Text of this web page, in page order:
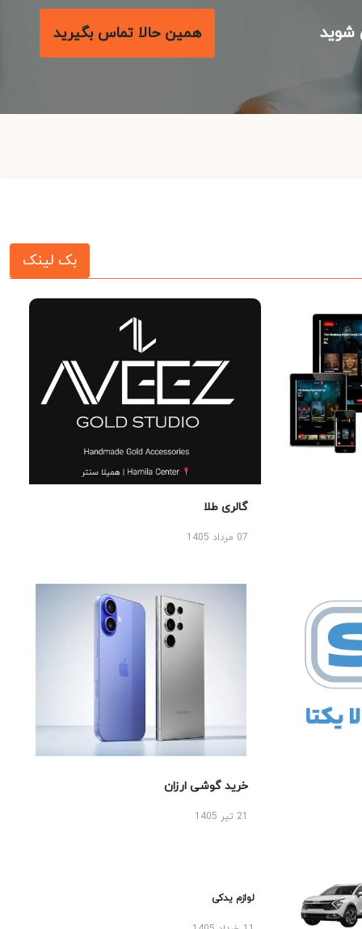
همین حالا تماس بگیرید
بک لینک
گالری طلا
07 مرداد 1405
خرید گوشی ارزان
لوازم یدکی